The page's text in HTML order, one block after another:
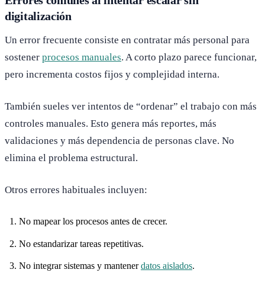
digitalización
Un error frecuente consiste en contratar más personal para
sostener procesos manuales. A corto plazo parece funcionar,
pero incrementa costos fijos y complejidad interna.
También sueles ver intentos de “ordenar” el trabajo con más
controles manuales. Esto genera más reportes, más
validaciones y más dependencia de personas clave. No
elimina el problema estructural.
Otros errores habituales incluyen:
No mapear los procesos antes de crecer.
No estandarizar tareas repetitivas.
No integrar sistemas y mantenerdatos aislados.